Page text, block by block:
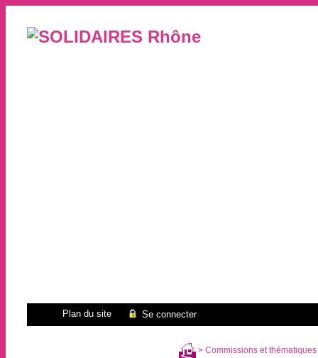
Plan du site Se connecter
> Commissions et thématiques